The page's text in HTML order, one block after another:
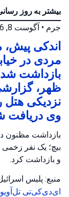
بیشتر به روز
جرم • آگوست 8, 2026 at 11:54 ب.ظ
اندکی پیش،
مردی در
ظهر،
نزدیکی هتل
وی دریافت
بازداشت مظنون
بیچ؛ یک نفر
و بازداشت کرد.
منبع: پلیس
ای‌دی‌کی‌تی تل‌آویو